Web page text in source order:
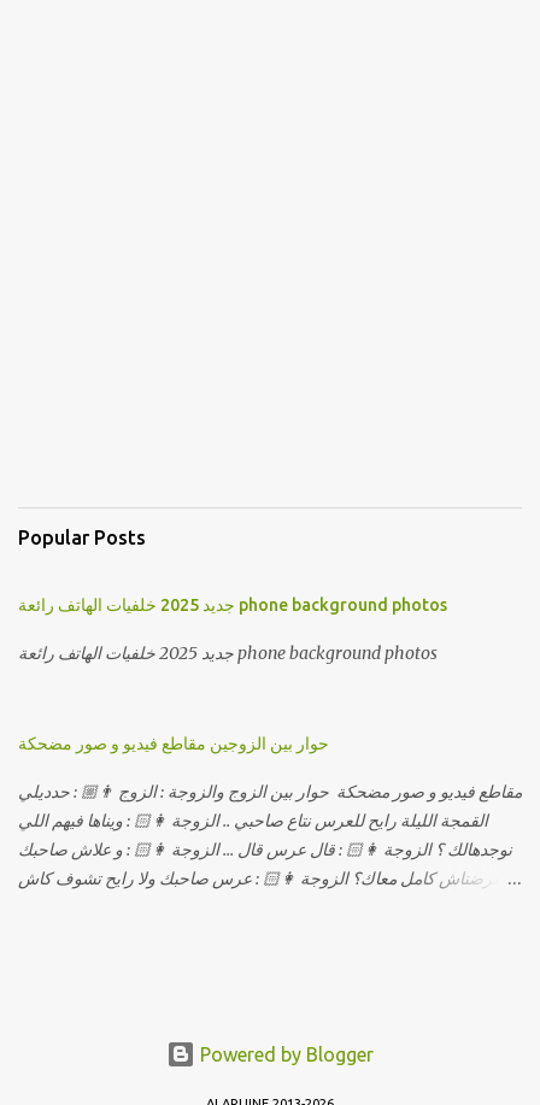
Popular Posts
جديد 2025 خلفيات الهاتف رائعة phone background photos
جديد 2025 خلفيات الهاتف رائعة phone background photos
حوار بين الزوجين مقاطع فيديو و صور مضحكة
مقاطع فيديو و صور مضحكة حوار بين الزوج والزوجة : الزوج 👨🏼 : حدديلي
القمجة الليلة رايح للعرس نتاع صاحبي .. الزوجة 👩🏻 : ويناها فيهم اللي
نوجدهالك ؟ الزوجة 👩🏻 : قال عرس قال ... الزوجة 👩🏻 : و علاش صاحبك
ماعرضناش كامل معاك؟ الزوجة 👩🏻 : عرس صاحبك ولا رايح تشوف كاش
مديتهالي .. واقيلا تحسب روحك شريتني بيهم ؟ الزوجة 👩🏻 : فالح غير في
Powered by Blogger